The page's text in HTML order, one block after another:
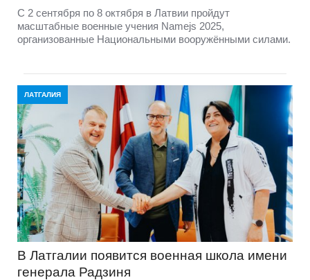
С 2 сентября по 8 октября в Латвии пройдут
масштабные военные учения Namejs 2025,
организованные Национальными вооружёнными силами.
ЛАТГАЛИЯ
В Латгалии появится военная школа имени
генерала Радзиня